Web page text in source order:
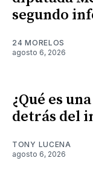
segundo
24 MORELOS
agosto 6, 2026
¿Qué es
detrás del
TONY LUCENA
agosto 6, 2026